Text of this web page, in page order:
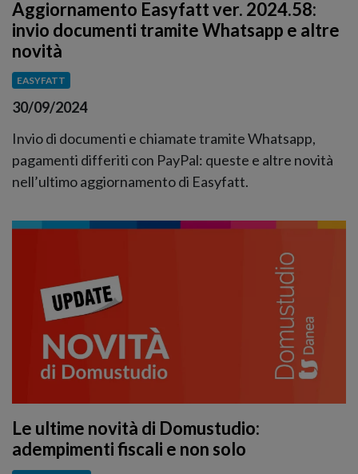
Aggiornamento Easyfatt ver. 2024.58:
invio documenti tramite Whatsapp e altre
novità
EASYFATT
30/09/2024
Invio di documenti e chiamate tramite Whatsapp,
pagamenti differiti con PayPal: queste e altre novità
nell’ultimo aggiornamento di Easyfatt.
Le ultime novità di Domustudio:
adempimenti fiscali e non solo